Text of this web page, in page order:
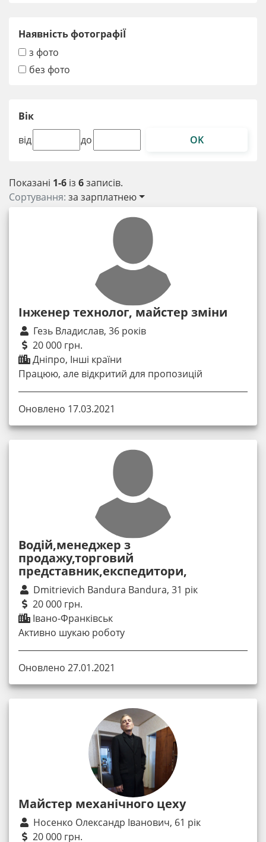
Показані 1-6 із 6записів.
Сортування: за зарплатнею
Інженер технолог, майстер зміни
Гезь Владислав, 36 років
20 000 грн.
Дніпро, Інші країни
Працюю, але відкритий для пропозицій
Оновлено 17.03.2021
Водій,менеджер з
продажу,торговий
представник,експедитори,
Dmitrievich Bandura Bandura, 31 рік
20 000 грн.
Івано-Франківськ
Активно шукаю роботу
Оновлено 27.01.2021
Майстер механічного цеху
Носенко Олександр Іванович, 61 рік
20 000 грн.
Наявність фотографіЇ
з фото
без фото
Вік
від
до OK